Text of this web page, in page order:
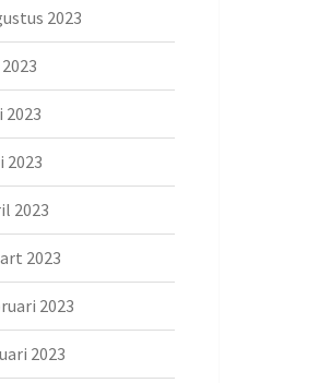
2023
2023
2023
2023
2023
2023
2023